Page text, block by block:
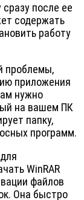
после ее
содержать
работу
проблемы,
приложения
нужно
на вашем ПК
папку,
программ.
WinRAR
файлов
Она быстро